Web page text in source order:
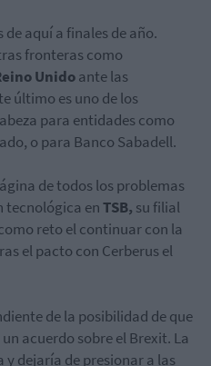
aquí a finales de año.
fronteras como
Unidoante las
último es uno de los
para entidades como
o para Banco Sabadell.
de todos los problemas
tecnológica enTSB, su filial
reto el continuar con la
el pacto con Cerberus el
de la posibilidad de que
acuerdo sobre el Brexit. La
dejaría de presionar a las